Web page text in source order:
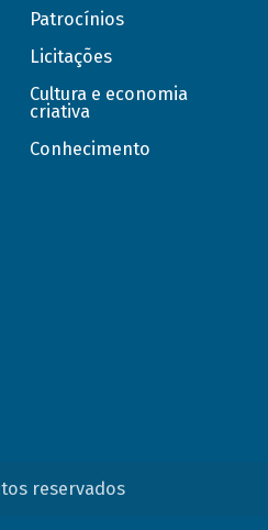
Patrocínios
Licitações
Cultura e economia
criativa
Conhecimento
reservados